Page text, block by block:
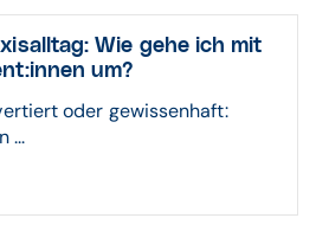
Wie gehe ich mit
um?
oder gewissenhaft:
...